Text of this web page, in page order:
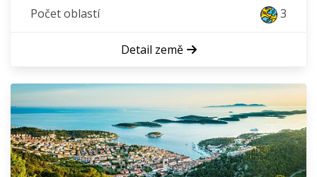
Počet oblastí 3
Detail země